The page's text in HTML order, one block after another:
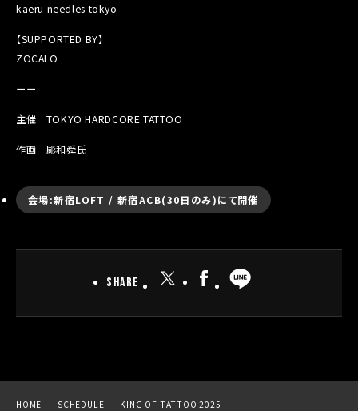
kaeru needles tokyo
【SUPPORTED BY】
ZOCALO
ーー
主催 TOKYO HARDCORE TATTOO
作画 彫和舜氏
会場:新宿LOFT / 新宿ACB(30日のみ)にて開催
SHARE
HOME SCHEDULE KING OF TATTOO 2025